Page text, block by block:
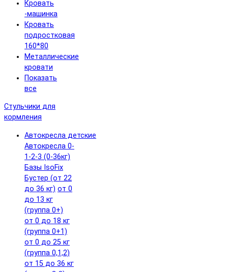
Кровать
-машинка
Кровать
подростковая
160*80
Металлические
кровати
Показать
все
Стульчики для
кормления
Автокресла детские
Автокресла 0-
1-2-3 (0-36кг)
Базы IsoFix
Бустер (от 22
до 36 кг) от 0
до 13 кг
(группа 0+)
от 0 до 18 кг
(группа 0+1)
от 0 до 25 кг
(группа 0,1,2)
от 15 до 36 кг